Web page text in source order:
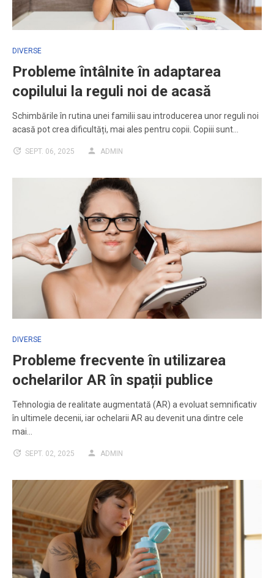
DIVERSE
Probleme întâlnite în adaptarea
copilului la reguli noi de acasă
Schimbările în rutina unei familii sau introducerea unor reguli noi
acasă pot crea dificultăți, mai ales pentru copii. Copiii sunt…
SEPT. 06, 2025 ADMIN
DIVERSE
Probleme frecvente în utilizarea
ochelarilor AR în spații publice
Tehnologia de realitate augmentată (AR) a evoluat semnificativ
în ultimele decenii, iar ochelarii AR au devenit una dintre cele
mai…
SEPT. 02, 2025 ADMIN